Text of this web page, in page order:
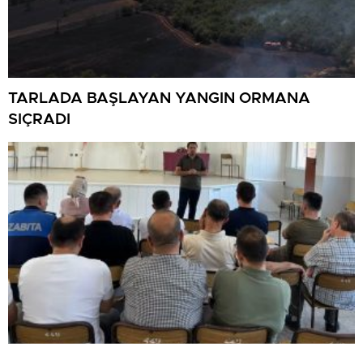
TARLADA BAŞLAYAN YANGIN ORMANA
SIÇRADI